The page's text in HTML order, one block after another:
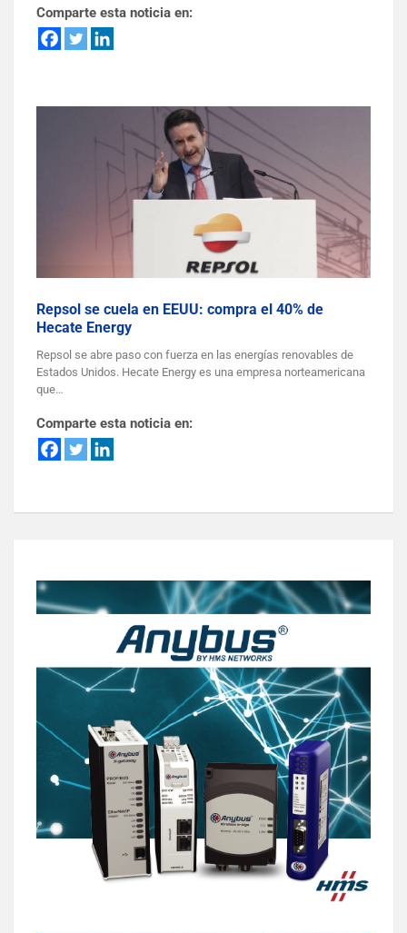
Comparte esta noticia en:
Repsol se cuela en EEUU: compra el 40% de
Hecate Energy
Repsol se abre paso con fuerza en las energías renovables de
Estados Unidos. Hecate Energy es una empresa norteamericana
que…
Comparte esta noticia en: